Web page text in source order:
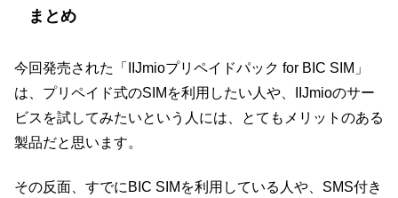
まとめ
今回発売された「IIJmioプリペイドパック for BIC SIM」
は、プリペイド式のSIMを利用したい人や、IIJmioのサー
ビスを試してみたいという人には、とてもメリットのある
製品だと思います。
その反面、すでにBIC SIMを利用している人や、SMS付き